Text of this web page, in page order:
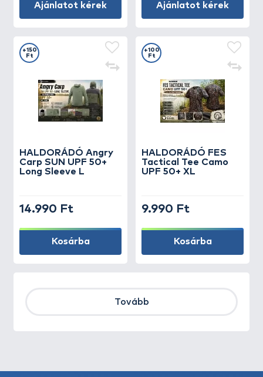
Ajánlatot kérek Ajánlatot kérek
HALDORÁDÓ Angry
Carp SUN UPF 50+
Long Sleeve L
+150
Ft
14.990 Ft
Kosárba
HALDORÁDÓ FES
Tactical Tee Camo
UPF 50+ XL
+100
Ft
9.990 Ft
Kosárba
Tovább